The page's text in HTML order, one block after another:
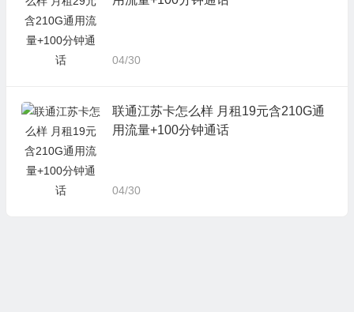
04/30
联通江苏卡怎么样 月租19元含210G通
用流量+100分钟通话
04/30